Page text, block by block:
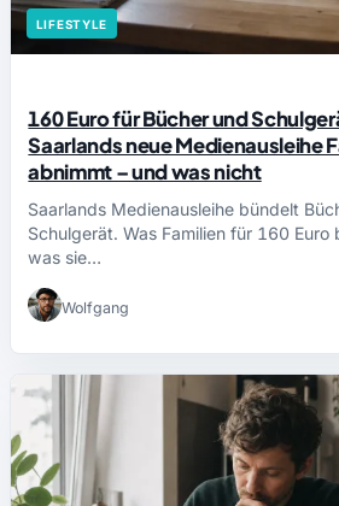
LIFESTYLE
160 Euro für Bücher und
Saarlands neue Medienausleihe
abnimmt – und was nicht
Saarlands Medienausleihe bündelt
Schulgerät. Was Familien für 160 Euro
was sie…
Wolfgang